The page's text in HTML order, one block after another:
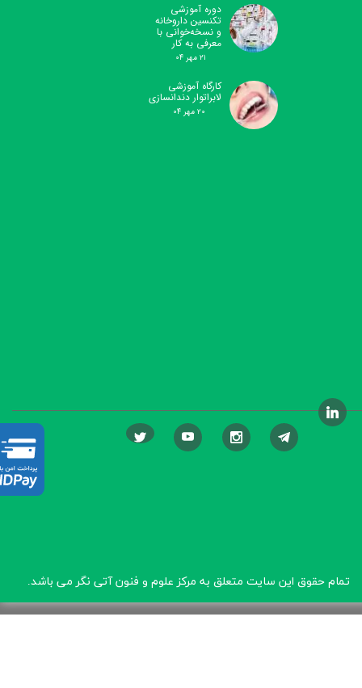
دوره آموزشی
تکنسین داروخانه
و نسخه‌خوانی با
معرفی به کار
۲۱ مهر ۰۴
کارگاه آموزشی
لابراتوار دندانسازی
۲۰ مهر ۰۴
تمام حقوق این سایت متعلق به مرکز علوم و فنون آتی نگر می باشد.